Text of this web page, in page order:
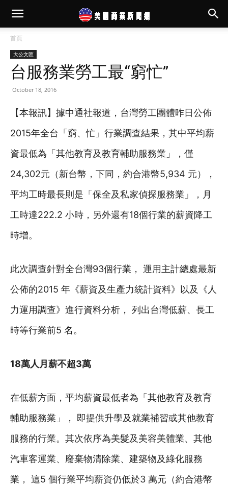
首頁
大公文匯
台服務業勞工最“窮忙”
October 18, 2016
【本報訊】據中通社報道，台灣勞工團體昨日公佈
2015年全台「窮、忙」行業調查結果，其中平均薪
資最低為「其他教育及教育輔助服務業」，僅
24,302元（新台幣，下同，約合港幣5,934 元），
平均工時最長則是「保全及私家偵探服務業」，月
工時達222.2 小時，另外還有18個行業的薪資降工
時增。
此次調查針對全台灣93個行業， 運用主計總處最新
公佈的2015 年《薪資及生產力統計資料》以及《人
力運用調查》進行資料分析， 列出台灣低薪、長工
時等行業前5 名。
18萬人月薪不超3萬
在低薪方面，平均薪資最低者為「其他教育及教育
輔助服務業」， 即提供升學及就業補習或其他教育
服務的行業。其次依序為美髮及美容美體業、其他
汽車客運業、廢棄物清除業、建築物及綠化服務
業， 這5 個行業平均薪資仍低於3 萬元（約合港幣